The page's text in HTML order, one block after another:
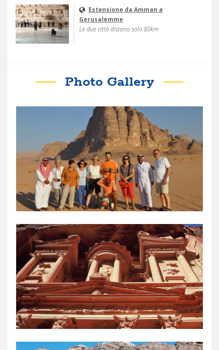
Estensione da Amman a
Gerusalemme
Le due città distano solo 80km
Photo Gallery